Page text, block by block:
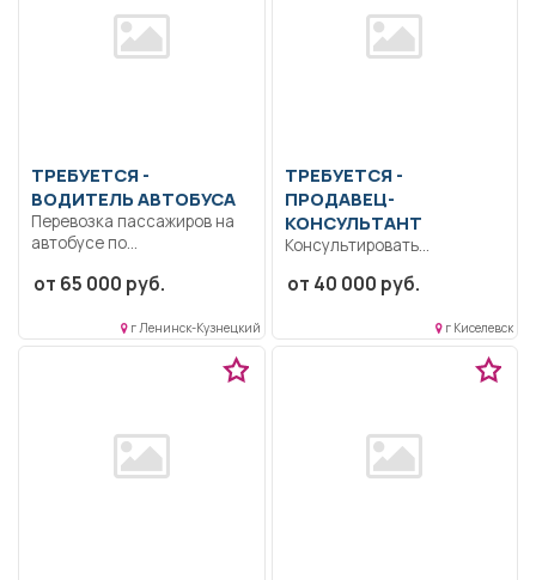
ТРЕБУЕТСЯ -
ВОДИТЕЛЬ АВТОБУСА
Перевозка пассажиров на
автобусе по
междугородним
от 65 000 руб.
г Ленинск-Кузнецкий
ТРЕБУЕТСЯ -
ПРОДАВЕЦ-
КОНСУЛЬТАНТ
Консультировать
акциям компании.
от 40 000 руб.
г Киселевск